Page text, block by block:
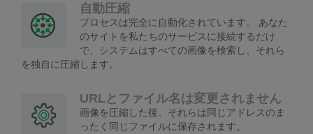
自動圧縮
プロセスは完全に自動化されています。 あなた
のサイトを私たちのサービスに接続するだけ
で、システムはすべての画像を検索し、それら
を独自に圧縮します。
URLとファイル名は変更されません
画像を圧縮した後、それらは同じアドレスのま
ったく同じファイルに保存されます。